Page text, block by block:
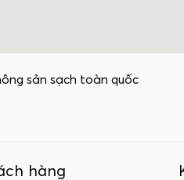
sản sạch toàn quốc
hàng